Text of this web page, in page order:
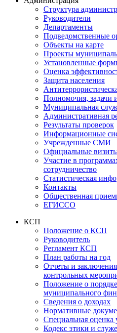
Структура
Руководители
Департаменты
Подведомственные
Объекты на карте
Проекты
Установленные
Оценка
Защита населения
Полномочия, задачи
Муниципальная
Административная
Результаты проверок
Информационные
Учрежденные СМИ
Официальные
Участие в
сотрудничество
Статистическая
Контакты
Общественная
ЕГИССО
КСП
Положение о КСП
Руководитель
Регламент КСП
План работы на год
Отчеты и
контрольных
Положение о
муниципального
Сведения о доходах
Нормативные
Специальная оценка
Кодекс этики и